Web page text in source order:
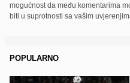
mogućnost da među komentarima
biti u suprotnosti sa vašim
POPULARNO